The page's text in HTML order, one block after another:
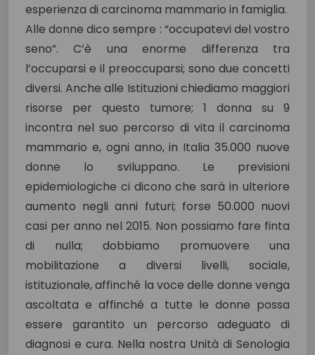
esperienza di carcinoma mammario in famiglia.
Alle donne dico sempre : “occupatevi del vostro
seno”. C’è una enorme differenza tra
l’occuparsi e il preoccuparsi; sono due concetti
diversi. Anche alle Istituzioni chiediamo maggiori
risorse per questo tumore; 1 donna su 9
incontra nel suo percorso di vita il carcinoma
mammario e, ogni anno, in Italia 35.000 nuove
donne lo sviluppano. Le previsioni
epidemiologiche ci dicono che sarà in ulteriore
aumento negli anni futuri; forse 50.000 nuovi
casi per anno nel 2015. Non possiamo fare finta
di nulla; dobbiamo promuovere una
mobilitazione a diversi livelli, sociale,
istituzionale, affinché la voce delle donne venga
ascoltata e affinché a tutte le donne possa
essere garantito un percorso adeguato di
diagnosi e cura. Nella nostra Unità di Senologia